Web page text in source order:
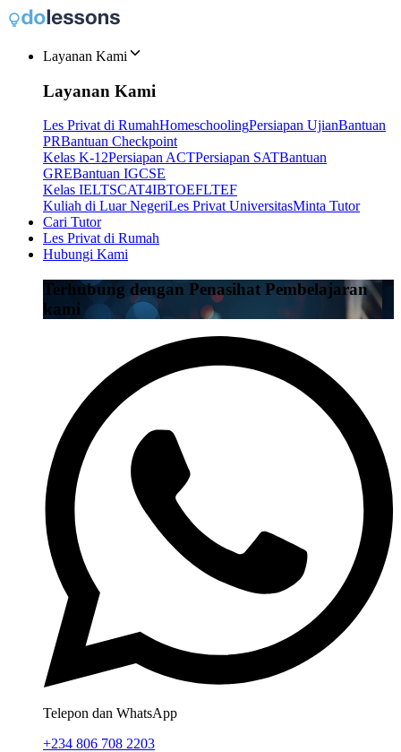
Layanan Kami
Layanan Kami
Les Privat di RumahHomeschoolingPersiapan UjianBantuan
PRBantuan Checkpoint
Kelas K-12Persiapan ACTPersiapan SATBantuan
GREBantuan IGCSE
Kelas IELTSCAT4IBTOEFLTEF
Kuliah di Luar NegeriLes Privat UniversitasMinta Tutor
Cari Tutor
Les Privat di Rumah
Hubungi Kami
Terhubung dengan Penasihat Pembelajaran
kami
Telepon dan WhatsApp
+234 806 708 2203